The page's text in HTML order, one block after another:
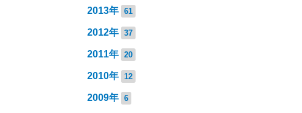
2013年 61
2012年 37
2011年 20
2010年 12
2009年 6